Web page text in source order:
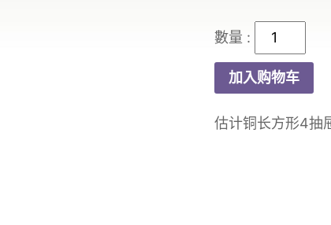
K15092901
数
量
加入购物车
估计铜长方形4抽